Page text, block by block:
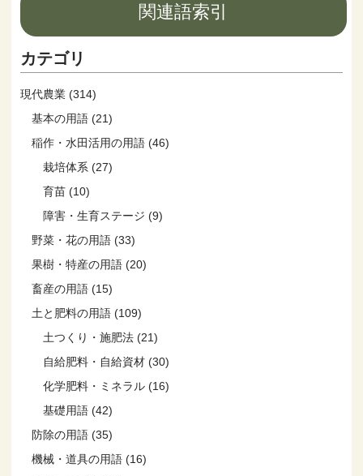
関連語索引
カテゴリ
現代農業 (314)
基本の用語 (21)
稲作・水田活用の用語 (46)
栽培体系 (27)
育苗 (10)
障害・生育ステージ (9)
野菜・花の用語 (33)
果樹・特産の用語 (20)
畜産の用語 (15)
土と肥料の用語 (109)
土つくり・施肥法 (21)
自給肥料・自給資材 (30)
化学肥料・ミネラル (16)
基礎用語 (42)
防除の用語 (35)
機械・道具の用語 (16)